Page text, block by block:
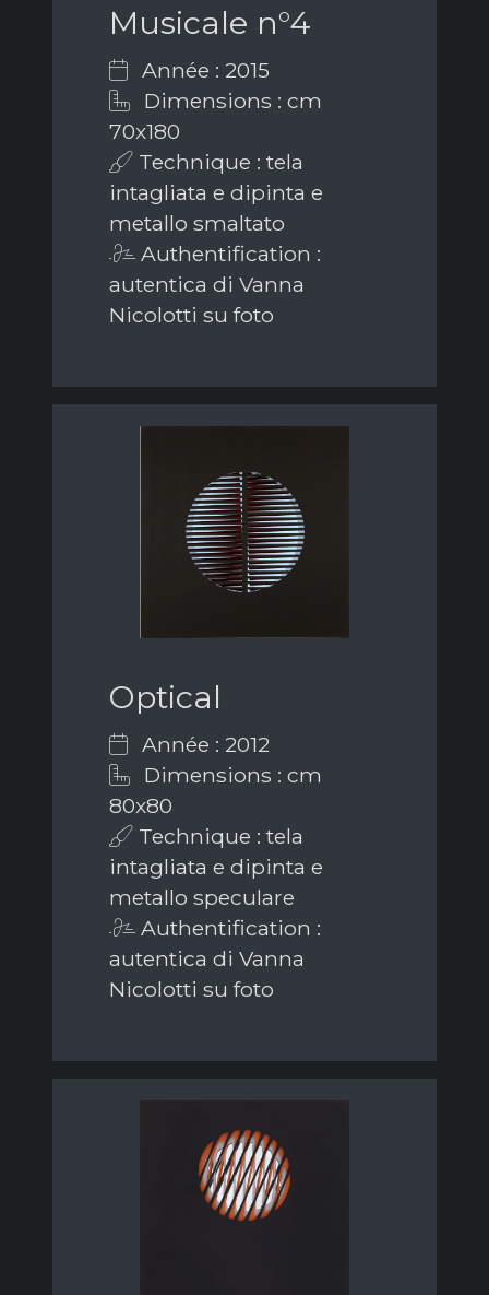
Musicale n°4
Année : 2015
Dimensions : cm
70x180
Technique : tela
intagliata e dipinta e
metallo smaltato
Authentification :
autentica di Vanna
Nicolotti su foto
Optical
Année : 2012
Dimensions : cm
80x80
Technique : tela
intagliata e dipinta e
metallo speculare
Authentification :
autentica di Vanna
Nicolotti su foto